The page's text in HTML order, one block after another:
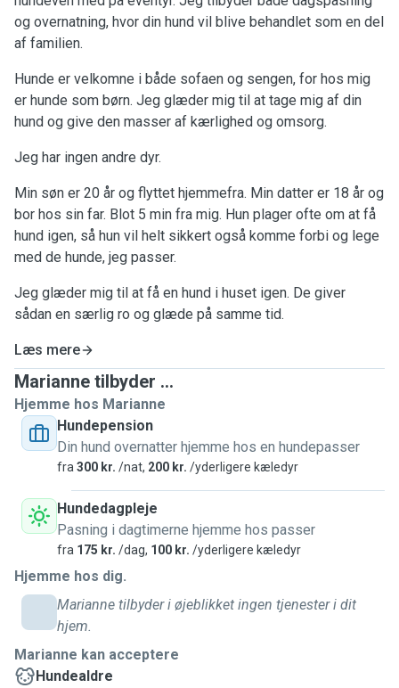
og overnatning, hvor din hund vil blive behandlet som en del
af familien.
Hunde er velkomne i både sofaen og sengen, for hos mig
er hunde som børn. Jeg glæder mig til at tage mig af din
hund og give den masser af kærlighed og omsorg.
Jeg har ingen andre dyr.
Min søn er 20 år og flyttet hjemmefra. Min datter er 18 år og
bor hos sin far. Blot 5 min fra mig. Hun plager ofte om at få
hund igen, så hun vil helt sikkert også komme forbi og lege
med de hunde, jeg passer.
Jeg glæder mig til at få en hund i huset igen. De giver
sådan en særlig ro og glæde på samme tid.
Læs mere
Marianne tilbyder ...
Hjemme hos Marianne
Hundepension
Din hund overnatter hjemme hos en hundepasser
fra 300 kr. /nat, 200 kr. /yderligere kæledyr
Hundedagpleje
Pasning i dagtimerne hjemme hos passer
fra 175 kr. /dag, 100 kr. /yderligere kæledyr
Hjemme hos dig.
Marianne tilbyder i øjeblikket ingen tjenester i dit
hjem.
Marianne kan acceptere
Hundealdre